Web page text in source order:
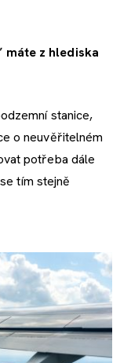
z hlediska
stanice,
o neuvěřitelném
potřeba dále
tím stejně